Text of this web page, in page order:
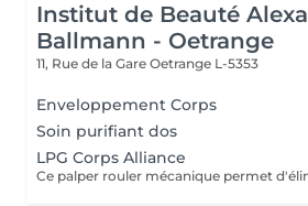
Institut de Beauté Alexa
Ballmann - Oetrange
11, Rue de la Gare Oetrange L-5353
Enveloppement Corps
Soin purifiant dos
LPG Corps Alliance